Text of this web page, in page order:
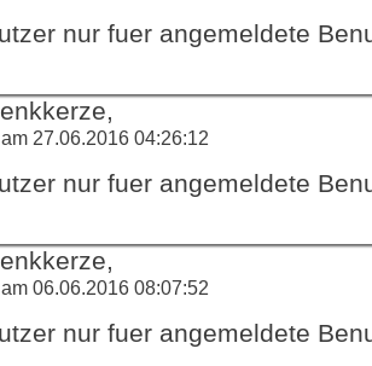
nur fuer angemeldete
27.06.2016 04:26:12
nur fuer angemeldete
06.06.2016 08:07:52
nur fuer angemeldete